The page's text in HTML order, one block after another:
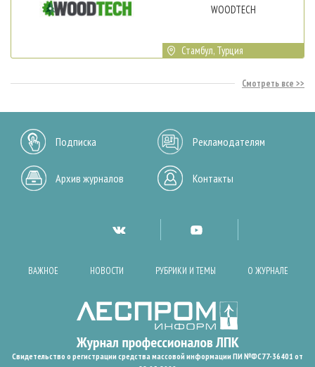
WOODTECH
Стамбул, Турция
Смотреть все
Подписка Рекламодателям
Архив журналов Контакты
ВАЖНОЕ НОВОСТИ РУБРИКИ И ТЕМЫ О ЖУРНАЛЕ
Свидетельство о регистрации средства массовой информации ПИ №ФС77-36401 от